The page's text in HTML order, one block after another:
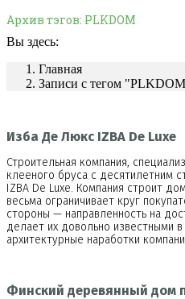
Архив тэгов: PLKDOM
Вы здесь:
Главная
Записи с тегом
Изба Де Люкс IZBA De Luxe
Строительная компания,
клееного бруса с десятилетним
IZBA De Luxe. Компания строит
весьма ограничивает круг
стороны — направленность на
делает их довольно известными
архитектурные наработки
Финский деревянный дом